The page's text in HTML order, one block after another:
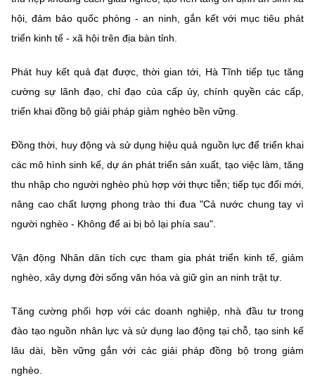
(Ghi rõ nguồn "https://mst.gov.vn" khi phát hành lại thông tin từ
website này)
hội, đảm bảo quốc phòng - an ninh, gắn kết với mục tiêu phát
triển kinh tế - xã hội trên địa bàn tỉnh.
Phát huy kết quả đạt được, thời gian tới, Hà Tĩnh tiếp tục tăng
cường sự lãnh đạo, chỉ đạo của cấp ủy, chính quyền các cấp,
triển khai đồng bộ giải pháp giảm nghèo bền vững.
Đồng thời, huy động và sử dụng hiệu quả nguồn lực để triển khai
các mô hình sinh kế, dự án phát triển sản xuất, tạo việc làm, tăng
thu nhập cho người nghèo phù hợp với thực tiễn; tiếp tục đổi mới,
nâng cao chất lượng phong trào thi đua "Cả nước chung tay vì
người nghèo - Không để ai bị bỏ lại phía sau".
Vận động Nhân dân tích cực tham gia phát triển kinh tế, giảm
nghèo, xây dựng đời sống văn hóa và giữ gìn an ninh trật tự.
Tăng cường phối hợp với các doanh nghiệp, nhà đầu tư trong
đào tạo nguồn nhân lực và sử dụng lao động tại chỗ, tạo sinh kế
lâu dài, bền vững gắn với các giải pháp đồng bộ trong giảm
nghèo.